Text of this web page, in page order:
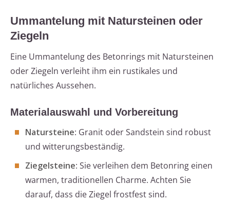
Ummantelung mit Natursteinen oder
Ziegeln
Eine Ummantelung des Betonrings mit Natursteinen
oder Ziegeln verleiht ihm ein rustikales und
natürliches Aussehen.
Materialauswahl und Vorbereitung
Natursteine: Granit oder Sandstein sind robust
und witterungsbeständig.
Ziegelsteine: Sie verleihen dem Betonring einen
warmen, traditionellen Charme. Achten Sie
darauf, dass die Ziegel frostfest sind.